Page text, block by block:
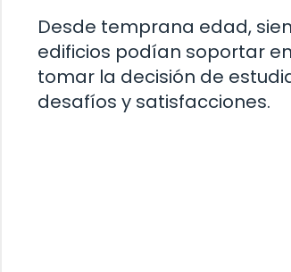
Desde temprana edad,
edificios podían soportar
tomar la decisión de
desafíos y satisfacciones.